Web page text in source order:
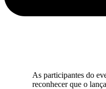
As participantes do
reconhecer que o